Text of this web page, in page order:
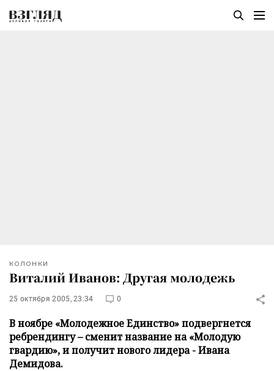
КОЛОНКИ
Виталий Иванов: Другая молодежь
25 октября 2005, 23:34 0
В ноябре «Молодежное Единство» подвергнется
ребрендингу – сменит название на «Молодую
гвардию», и получит нового лидера - Ивана
Демидова.